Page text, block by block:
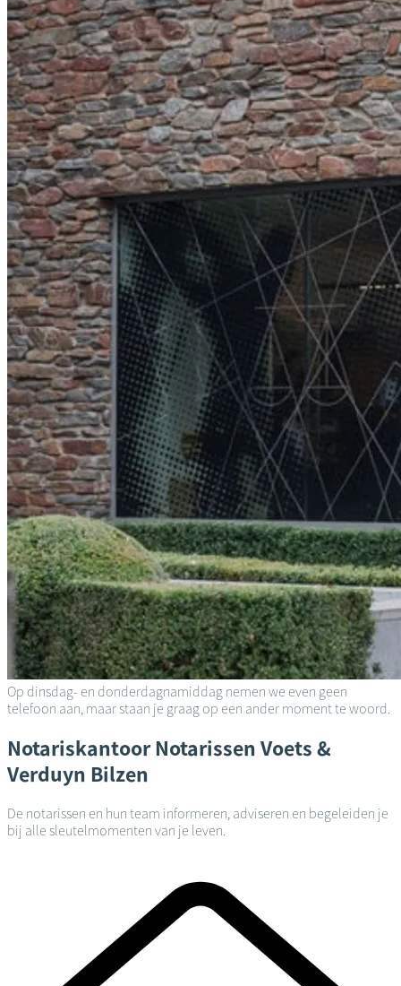
Op dinsdag- en donderdagnamiddag nemen we even geen
telefoon aan, maar staan je graag op een ander moment te woord.
Notariskantoor Notarissen Voets &
Verduyn Bilzen
De notarissen en hun team informeren, adviseren en begeleiden je
bij alle sleutelmomenten van je leven.